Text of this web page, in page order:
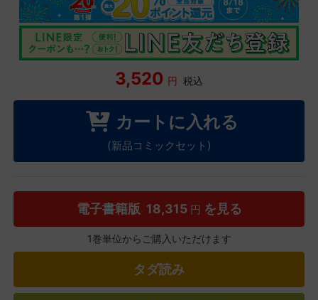
3,520 円 税込
カートに入れる
(新品コミックセット)
電子書籍版 18,315 円 を見る
1巻単位からご購入いただけます
タダ読み